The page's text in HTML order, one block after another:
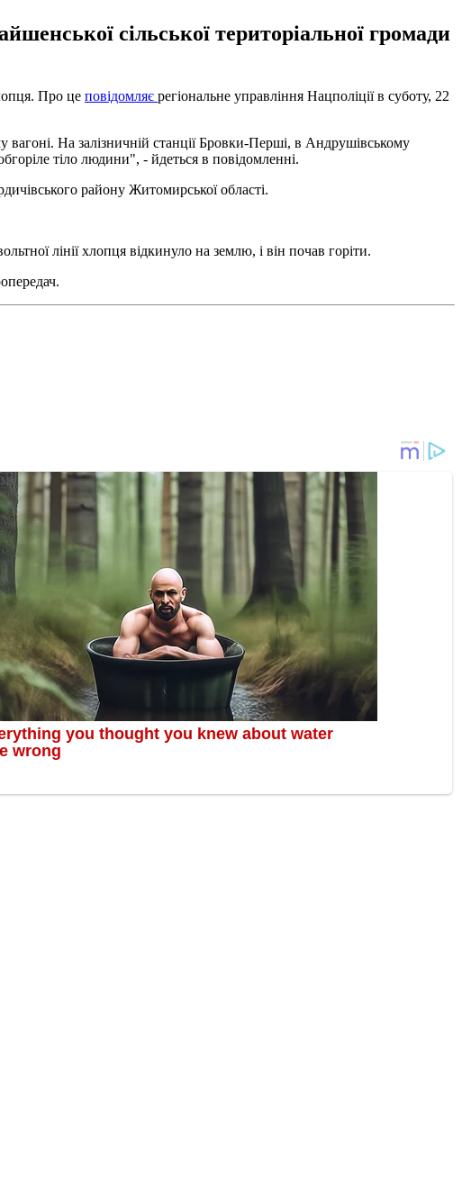
сільської територіальної громади
Про це повідомляє регіональне управління Нацполіції в суботу, 22
вагоні. На залізничній станції Бровки-Перші, в Андрушівському
тіло людини", - йдеться в повідомленні.
району Житомирської області.
лінії хлопця відкинуло на землю, і він почав горіти.